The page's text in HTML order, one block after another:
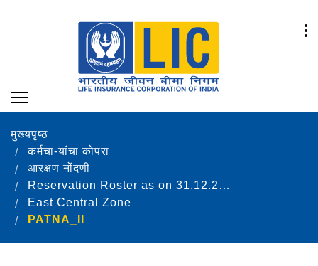
मुख्यपृष्ठ
कर्मचा-यांचा कोपरा
आरक्षण नोंदणी
Reservation Roster as on 31.12.2025
East Central Zone
PATNA_II